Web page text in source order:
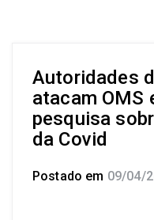
Autoridades
atacam OMS
pesquisa
da Covid
Postado em 09/04/